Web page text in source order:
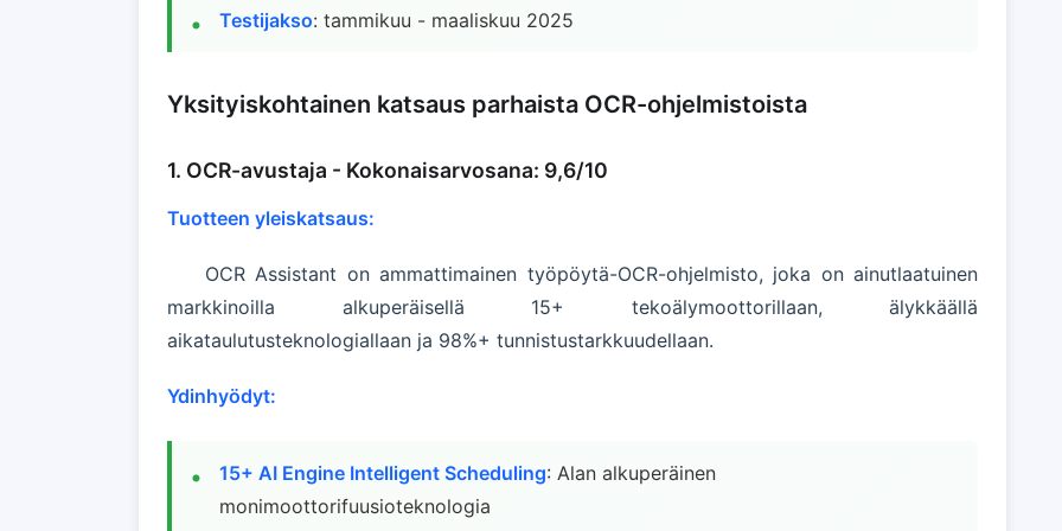
Testijakso: tammikuu - maaliskuu 2025
Yksityiskohtainen katsaus parhaista OCR-ohjelmistoista
1. OCR-avustaja - Kokonaisarvosana: 9,6/10
Tuotteen yleiskatsaus:
OCR Assistant on ammattimainen työpöytä-OCR-ohjelmisto, joka on ainutlaatuinen
markkinoilla alkuperäisellä 15+ tekoälymoottorillaan, älykkäällä
aikataulutusteknologiallaan ja 98%+ tunnistustarkkuudellaan.
Ydinhyödyt:
15+ AI Engine Intelligent Scheduling: Alan alkuperäinen
monimoottorifuusioteknologia